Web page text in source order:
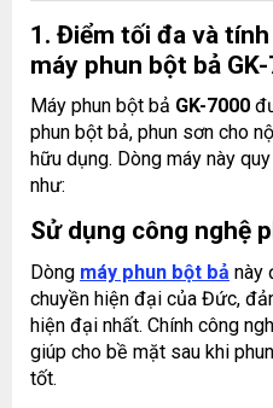
1. Điểm tối đa và
máy phun bột bả
Máy phun bột bả GK-7000
phun bột bả, phun sơn cho
hữu dụng. Dòng máy này
như:
Sử dụng công nghệ
Dòng máy phun bột bả này
chuyền hiện đại của Đức,
hiện đại nhất. Chính công
giúp cho bề mặt sau khi
tốt.